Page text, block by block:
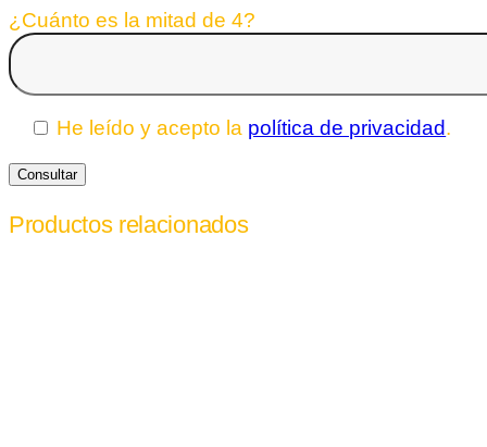
¿Cuánto es la mitad de 4?
He leído y acepto la política de privacidad.
Productos relacionados